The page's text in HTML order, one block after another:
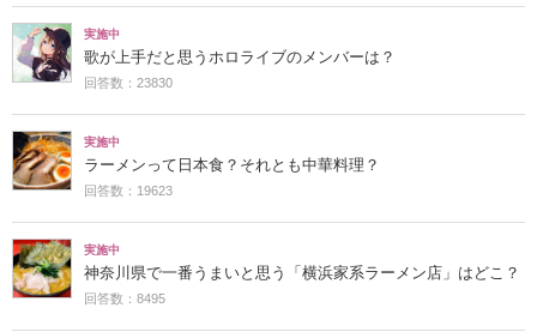
実施中
歌が上手だと思うホロライブのメンバーは？
回答数：23830
実施中
ラーメンって日本食？それとも中華料理？
回答数：19623
実施中
神奈川県で一番うまいと思う「横浜家系ラーメン店」はどこ？
回答数：8495